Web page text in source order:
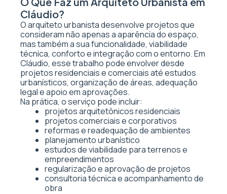
Cláudio?
O arquiteto urbanista desenvolve projetos que
consideram não apenas a aparência do espaço,
mas também a sua funcionalidade, viabilidade
técnica, conforto e integração com o entorno. Em
Cláudio, esse trabalho pode envolver desde
projetos residenciais e comerciais até estudos
urbanísticos, organização de áreas, adequação
legal e apoio em aprovações.
Na prática, o serviço pode incluir:
projetos arquitetônicos residenciais
projetos comerciais e corporativos
reformas e readequação de ambientes
planejamento urbanístico
estudos de viabilidade para terrenos e
empreendimentos
regularização e aprovação de projetos
consultoria técnica e acompanhamento de
obra